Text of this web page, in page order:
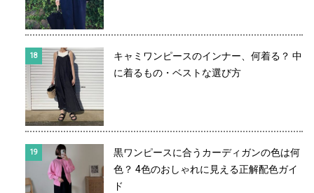
キャミワンピースのインナー、何着る？ 中
に着るもの・ベストな選び方
黒ワンピースに合うカーディガンの色は何
色？ 4色のおしゃれに見える正解配色ガイ
ド